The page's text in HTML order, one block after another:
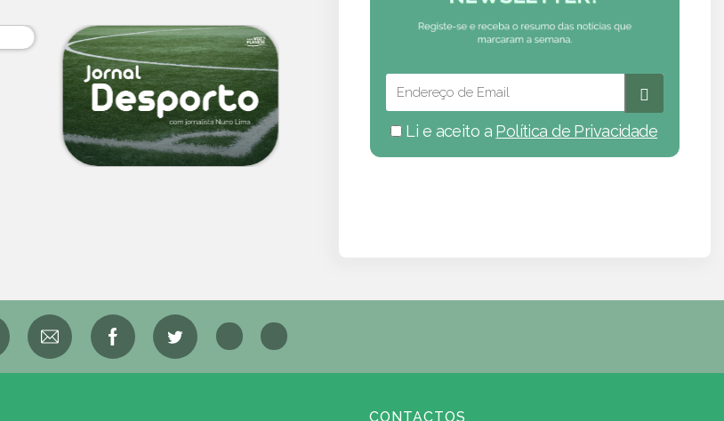
Li e aceito a Política de Privacidade
CONTACTOS